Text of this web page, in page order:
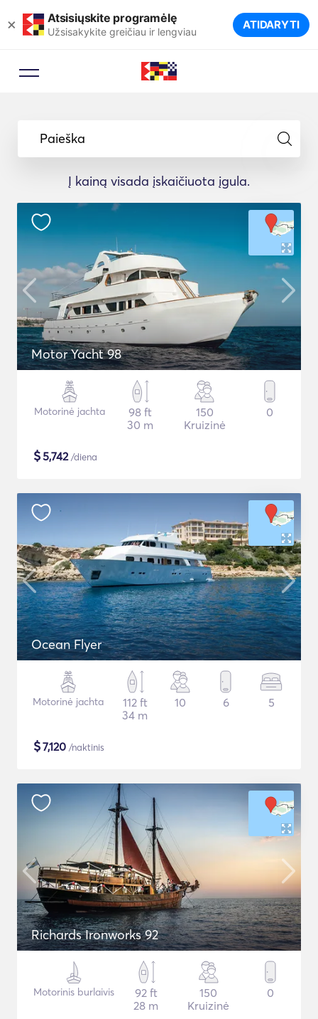
× Atsisiųskite programėlę
Užsisakykite greičiau ir lengviau ATIDARYTI
Paieška
Į kainą visada įskaičiuota įgula.
Motor Yacht 98
Motorinė jachta
98 ft
30 m
150
Kruizinė
0
$5,742/diena
Ocean Flyer
Motorinė jachta
112 ft
34 m
10 6 5
$7,120 /naktinis
Richards Ironworks 92
Motorinis burlaivis
92 ft
28 m
150
Kruizinė
0